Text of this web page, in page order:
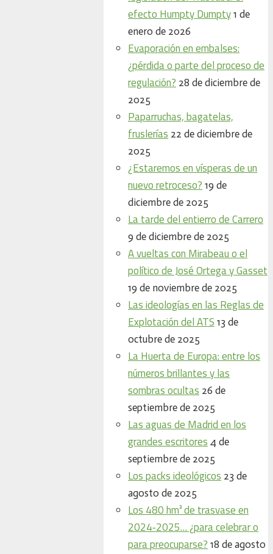
efecto Humpty Dumpty 1 de
enero de 2026
Evaporación en embalses:
¿pérdida o parte del proceso de
regulación? 28 de diciembre de
2025
Paparruchas, bagatelas,
fruslerías 22 de diciembre de
2025
¿Estaremos en vísperas de un
nuevo retroceso? 19 de
diciembre de 2025
La tarde del entierro de Carrero
9 de diciembre de 2025
A vueltas con Mirabeau o el
político de José Ortega y Gasset
19 de noviembre de 2025
Las ideologías en las Reglas de
Explotación del ATS 13 de
octubre de 2025
La Huerta de Europa: entre los
números brillantes y las
sombras ocultas 26 de
septiembre de 2025
Las aguas de Madrid en los
grandes escritores 4 de
septiembre de 2025
Los packs ideológicos 23 de
agosto de 2025
Los 480 hm³ de trasvase en
2024‑2025… ¿para celebrar o
para preocuparse? 18 de agosto